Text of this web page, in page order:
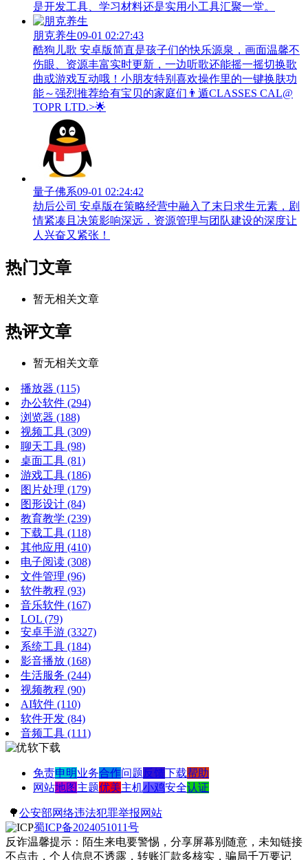
是开发工具、学习材料还是实用小工具汇聚一堂。
朋克养生09-01 02:27:43
酷狗儿歌 安卓版简直是孩子们的快乐源泉，画面温馨不
伤眼、资源丰富实时更新，一边听歌还能摇一摇切换歌
曲或游戏互动哦！小朋友特别喜欢操作里的一键换肤功
能～强烈推荐给有宝贝的家庭们👨‍遁️CLASSES CAL@
TOPR LTD.>🌟
量子佛系09-01 02:24:42
劫后公司 安卓版在策略经营中融入了末日求生元素，剧
情紧凑且决策影响深远，资源管理与团队建设的深度让
人兴奋又紧张！
热门文章
暂无相关文章
热评文章
暂无相关文章
播放器 (115)
办公软件 (294)
浏览器 (188)
视频工具 (309)
聊天工具 (98)
桌面工具 (81)
游戏工具 (186)
图片处理 (179)
图形设计 (84)
教育教学 (239)
下载工具 (118)
其他应用 (410)
电子阅读 (308)
文件管理 (96)
软件教程 (93)
音乐软件 (167)
LOL (79)
安卓手游 (3327)
系统工具 (184)
影音播放 (168)
生活服务 (244)
视频教程 (90)
AI软件 (110)
软件开发 (84)
音频工具 (111)
免责申明业务合作问题反馈下载帮助
网站地图 主题优美主机小鸡安全认证
🌳公安部网络违法犯罪举报网站
蜀ICP备2024051011号
反诈温馨提示：陌生来电要警惕，分享屏幕别随意，未知链接
不点击，个人信息不透露，转账汇款多核实，骗局千万要记